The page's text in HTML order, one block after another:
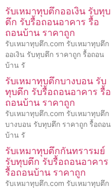
รับเหมาทุบตึกออเงิน รับทุบ
ตึก รับรื้อถอนอาคาร รื้อ
ถอนบ้าน ราคาถูก
รับเหมาทุบตึก.com รับเหมาทุบตึก
ออเงิน รับทุบตึก ราคาถูก รื้อถอน
บ้าน รั
รับเหมาทุบตึกบางบอน รับ
ทุบตึก รับรื้อถอนอาคาร รื้อ
ถอนบ้าน ราคาถูก
รับเหมาทุบตึก.com รับเหมาทุบตึก
บางบอน รับทุบตึก ราคาถูก รื้อถอน
บ้าน รั
รับเหมาทุบตึกกันทรารมย์
รับทุบตึก รับรื้อถอนอาคาร
รื้อถอนบ้าน ราคาถูก
รับเหมาทุบตึก.com รับเหมาทุบตึก